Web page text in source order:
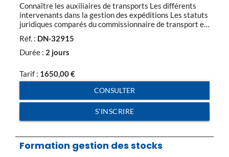
Connaître les auxiliaires de transports Les différents
intervenants dans la gestion des expéditions Les statuts
juridiques comparés du commissionnaire de transport et
de transport Le transport routier : Le transport routier
national et le code de commerce Les contrats types La
Réf. : DN-32915
Durée : 2 jours
Tarif : 1650,00€
CONSULTER
S'INSCRIRE
Formation gestion des stocks